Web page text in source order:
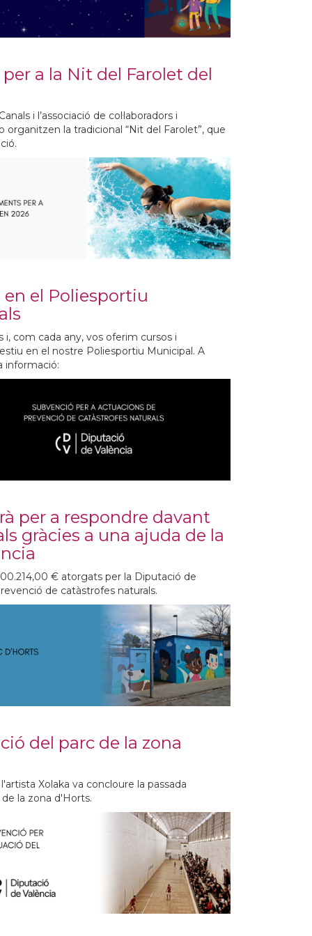
a la Nit del Farolet del
i l’associació de col·laboradors i
organitzen la tradicional “Nit del Farolet”, que
el Poliesportiu
i, com cada any, vos oferim cursos i
en el nostre Poliesportiu Municipal. A
informació:
per a respondre davant
gràcies a una ajuda de la
€ atorgats per la Diputació de
de catàstrofes naturals.
del parc de la zona
Xolaka va concloure la passada
la zona d'Horts.